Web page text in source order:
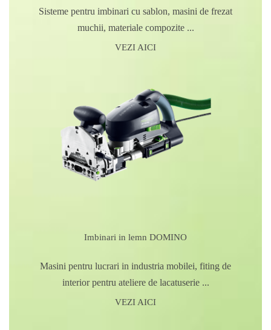
Sisteme pentru imbinari cu sablon, masini de frezat
muchii, materiale compozite ...
VEZI AICI
Imbinari in lemn DOMINO
Masini pentru lucrari in industria mobilei, fiting de
interior pentru ateliere de lacatuserie ...
VEZI AICI